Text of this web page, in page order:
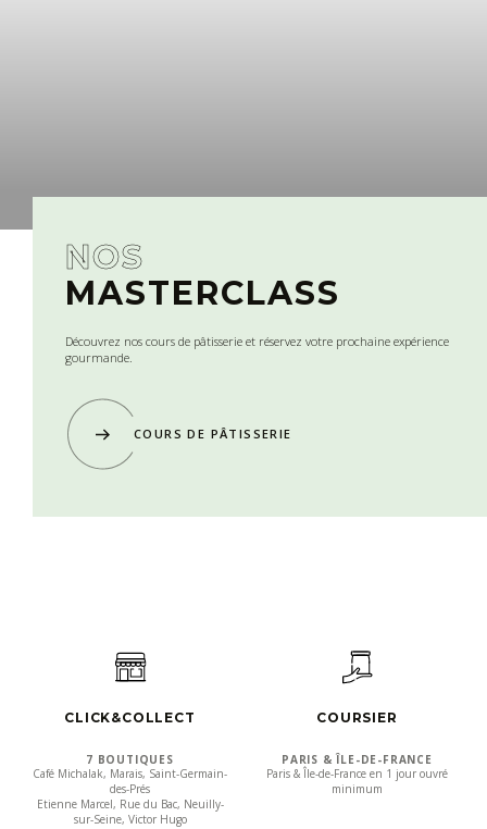
NOS
MASTERCLASS
Découvrez nos cours de pâtisserie et réservez votre prochaine expérience
gourmande.
COURS DE PÂTISSERIE
CLICK&COLLECT
7 BOUTIQUES
Café Michalak, Marais, Saint-Germain-
des-Prés
Etienne Marcel, Rue du Bac, Neuilly-
sur-Seine, Victor Hugo
COURSIER
PARIS & ÎLE-DE-FRANCE
Paris & Île-de-France en 1 jour ouvré
minimum